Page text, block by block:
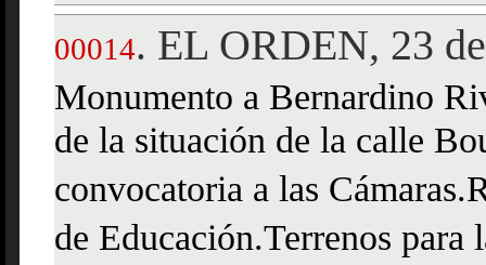
00014. EL ORDEN, 23
Monumento a Bernardino
de la situación de la calle
convocatoria a las
de Educación.Terrenos